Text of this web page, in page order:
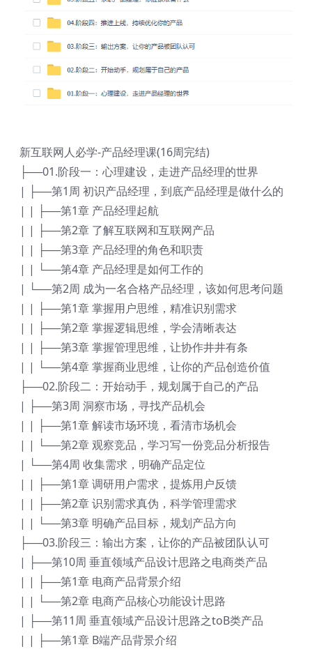
新互联网人必学-产品经理课(16周完结)
├──01.阶段一：心理建设，走进产品经理的世界
| ├──第1周 初识产品经理，到底产品经理是做什么的
| | ├──第1章 产品经理起航
| | ├──第2章 了解互联网和互联网产品
| | ├──第3章 产品经理的角色和职责
| | └──第4章 产品经理是如何工作的
| └──第2周 成为一名合格产品经理，该如何思考问题
| | ├──第1章 掌握用户思维，精准识别需求
| | ├──第2章 掌握逻辑思维，学会清晰表达
| | ├──第3章 掌握管理思维，让协作井井有条
| | └──第4章 掌握商业思维，让你的产品创造价值
├──02.阶段二：开始动手，规划属于自己的产品
| ├──第3周 洞察市场，寻找产品机会
| | ├──第1章 解读市场环境，看清市场机会
| | └──第2章 观察竞品，学习写一份竞品分析报告
| └──第4周 收集需求，明确产品定位
| | ├──第1章 调研用户需求，提炼用户反馈
| | ├──第2章 识别需求真伪，科学管理需求
| | └──第3章 明确产品目标，规划产品方向
├──03.阶段三：输出方案，让你的产品被团队认可
| ├──第10周 垂直领域产品设计思路之电商类产品
| | ├──第1章 电商产品背景介绍
| | └──第2章 电商产品核心功能设计思路
| ├──第11周 垂直领域产品设计思路之toB类产品
| | ├──第1章 B端产品背景介绍